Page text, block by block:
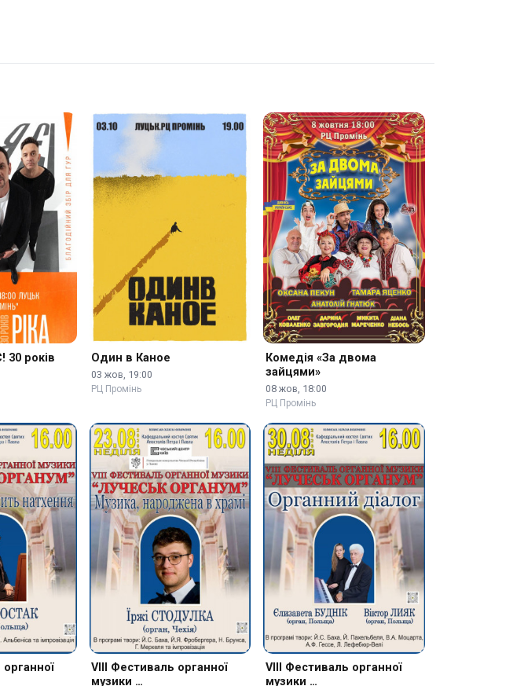
30 років Один в Каное
03 жов, 19:00
РЦ Промінь
Комедія «За двома
зайцями»
08 жов, 18:00
РЦ Промінь
VIII Фестиваль органної
музики …
VIII Фестиваль органної
музики …